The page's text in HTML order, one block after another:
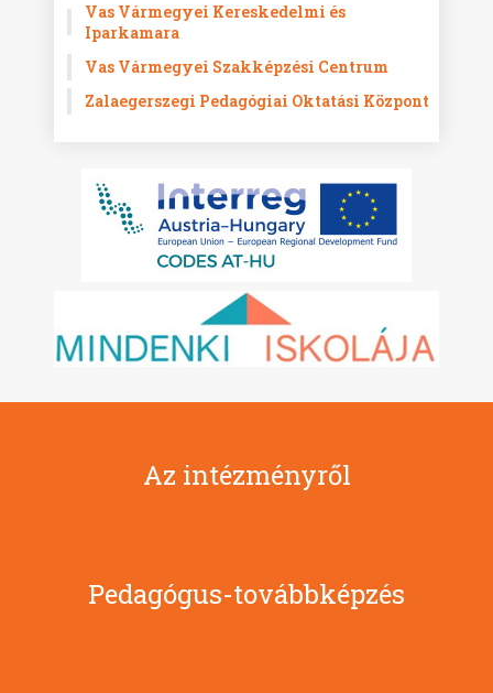
Vas Vármegyei Kereskedelmi és
Iparkamara
Vas Vármegyei Szakképzési Centrum
Zalaegerszegi Pedagógiai Oktatási Központ
Az intézményről
Pedagógus-továbbképzés